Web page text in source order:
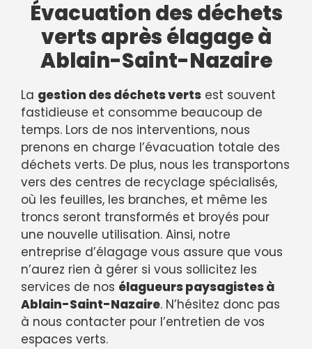
Évacuation des déchets
verts après élagage à
Ablain-Saint-Nazaire
La gestion des déchets verts est souvent
fastidieuse et consomme beaucoup de
temps. Lors de nos interventions, nous
prenons en charge l’évacuation totale des
déchets verts. De plus, nous les transportons
vers des centres de recyclage spécialisés,
où les feuilles, les branches, et même les
troncs seront transformés et broyés pour
une nouvelle utilisation. Ainsi, notre
entreprise d’élagage vous assure que vous
n’aurez rien à gérer si vous sollicitez les
services de nos élagueurs paysagistes à
Ablain-Saint-Nazaire. N’hésitez donc pas
à nous contacter pour l’entretien de vos
espaces verts.